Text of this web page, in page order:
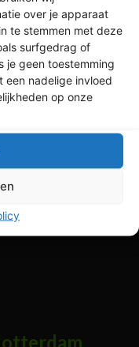
over je apparaat
te stemmen met deze
surfgedrag of
je geen toestemming
nadelige invloed
op onze